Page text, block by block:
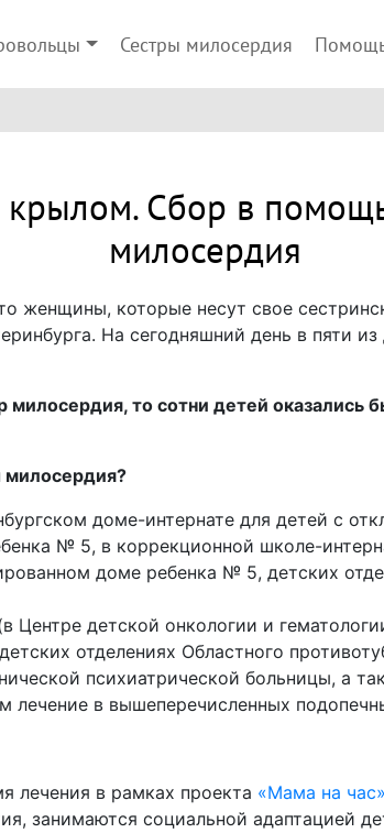
Сестры милосердия
Сбор в помощь
милосердия
женщины, которые несут свое
На сегодняшний день в пяти
милосердия, то сотни детей оказались
милосердия?
доме-интернате для детей с
№ 5, в коррекционной школе-
доме ребенка № 5, детских
Центре детской онкологии и
отделениях Областного
психиатрической больницы, а
лечение в вышеперечисленных
лечения в рамках проекта «Мама на час»
занимаются социальной адаптацией